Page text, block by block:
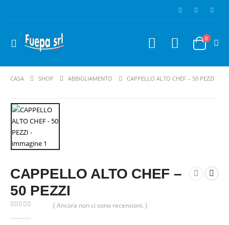
0
CASA SHOP ABBIGLIAMENTO CAPPELLO ALTO CHEF – 50 PEZZI
CAPPELLO ALTO CHEF –
50 PEZZI
( Ancora non ci sono recensioni. )